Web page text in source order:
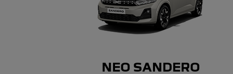
ΝΕΟ SANDERO